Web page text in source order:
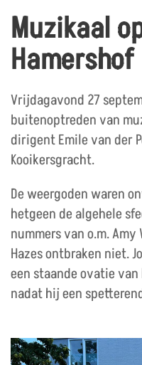
Muzikaal
Hamershof
Vrijdagavond 27
buitenoptreden van
dirigent Emile van der
Kooikersgracht.
De weergoden waren
hetgeen de algehele
nummers van o.m.
Hazes ontbraken niet.
een staande ovatie
nadat hij een